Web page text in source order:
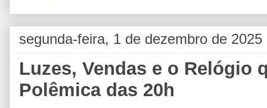
segunda-feira, 1 de dezembro de 2025
Luzes, Vendas e o Relógio
Polêmica das 20h